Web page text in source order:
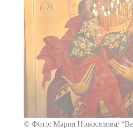
© Фото: Мария Новоселова/